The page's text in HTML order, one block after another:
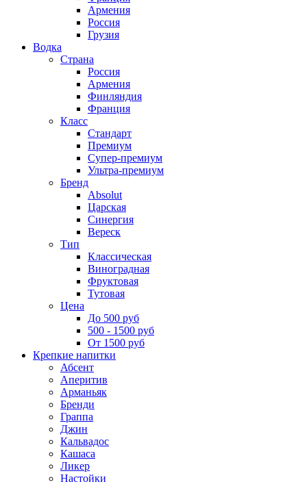
Армения
Россия
Грузия
Водка
Страна
Россия
Армения
Финляндия
Франция
Класс
Стандарт
Премиум
Супер-премиум
Ультра-премиум
Бренд
Absolut
Царская
Синергия
Вереск
Тип
Классическая
Виноградная
Фруктовая
Тутовая
Цена
До 500 руб
500 - 1500 руб
От 1500 руб
Крепкие напитки
Абсент
Аперитив
Арманьяк
Бренди
Граппа
Джин
Кальвадос
Кашаса
Ликер
Настойки